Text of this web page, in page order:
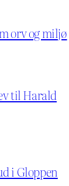
orv og miljø
til Harald
i Gloppen